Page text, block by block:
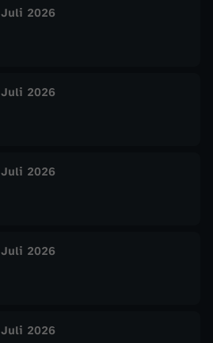
2026
2026
2026
2026
2026